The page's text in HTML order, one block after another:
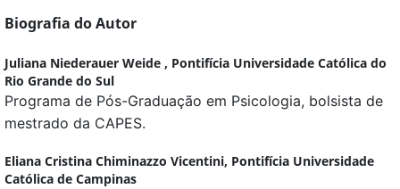
Biografia do Autor
Juliana Niederauer Weide , Pontifícia Universidade Católica do
Rio Grande do Sul
Programa de Pós-Graduação em Psicologia, bolsista de
mestrado da CAPES.
Eliana Cristina Chiminazzo Vicentini, Pontifícia Universidade
Católica de Campinas